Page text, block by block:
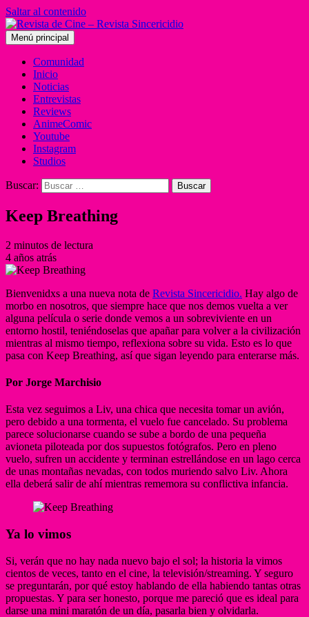
Saltar al contenido
Menú principal
Comunidad
Inicio
Noticias
Entrevistas
Reviews
AnimeComic
Youtube
Instagram
Studios
Buscar:
Keep Breathing
2 minutos de lectura
4 años atrás
Bienvenidxs a una nueva nota de Revista Sincericidio. Hay algo de
morbo en nosotros, que siempre hace que nos demos vuelta a ver
alguna película o serie donde vemos a un sobreviviente en un
entorno hostil, teniéndoselas que apañar para volver a la civilización
mientras al mismo tiempo, reflexiona sobre su vida. Esto es lo que
pasa con Keep Breathing, así que sigan leyendo para enterarse más.
Por Jorge Marchisio
Esta vez seguimos a Liv, una chica que necesita tomar un avión,
pero debido a una tormenta, el vuelo fue cancelado. Su problema
parece solucionarse cuando se sube a bordo de una pequeña
avioneta piloteada por dos supuestos fotógrafos. Pero en pleno
vuelo, sufren un accidente y terminan estrellándose en un lago cerca
de unas montañas nevadas, con todos muriendo salvo Liv. Ahora
ella deberá salir de ahí mientras rememora su conflictiva infancia.
Ya lo vimos
Si, verán que no hay nada nuevo bajo el sol; la historia la vimos
cientos de veces, tanto en el cine, la televisión/streaming. Y seguro
se preguntarán, por qué estoy hablando de ella habiendo tantas otras
propuestas. Y para ser honesto, porque me pareció que es ideal para
darse una mini maratón de un día, pasarla bien y olvidarla.